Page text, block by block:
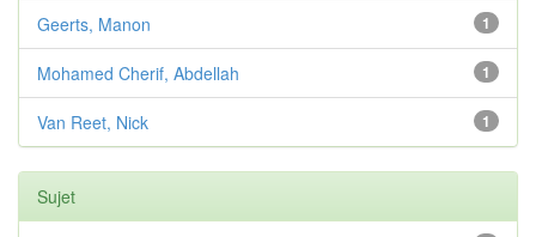
1
Geerts, Manon
1
Mohamed Cherif, Abdellah
1
Van Reet, Nick
Sujet